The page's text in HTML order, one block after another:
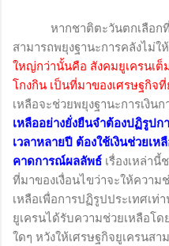
หากชาติตะวันตกเลือก
สามารถพยุงฐานะการคลังไม่ใ
ใหญ่กว่านั้นคือ สังคมยูเครนเ
โกงกิน เป็นที่มาของเศรษฐกิจ
เหลือจะช่วยพยุงฐานะการเงิน
เหลืออย่างยั่งยืนจำต้องปฏิรูปก
เวลาหลายปี ต้องใช้เงินช่วยเ
คาดการณ์ผลลัพธ์ เรื่องเหล่านี้
ที่มาของเงื่อนไขว่าจะให้ความ
เหลือเพื่อการปฏิรูปประเทศเท่
ยูเครนได้รับความช่วยเหลือโ
ใดๆ หวังให้เศรษฐกิจยูเครนส